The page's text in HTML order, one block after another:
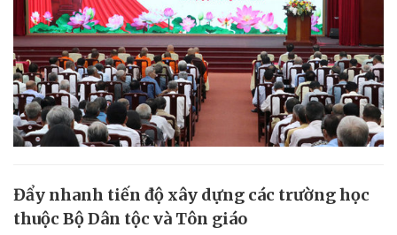
Đẩy nhanh tiến độ xây dựng các trường học
thuộc Bộ Dân tộc và Tôn giáo